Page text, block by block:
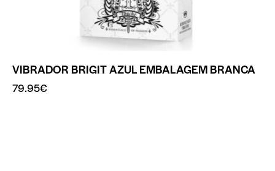
VIBRADOR BRIGIT AZUL EMBALAGEM BRANCA
79.95€